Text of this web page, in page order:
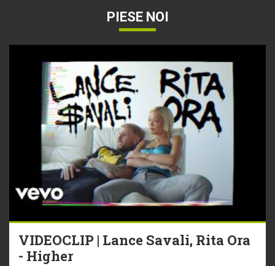
PIESE NOI
VIDEOCLIP | Lance Savali, Rita Ora
- Higher